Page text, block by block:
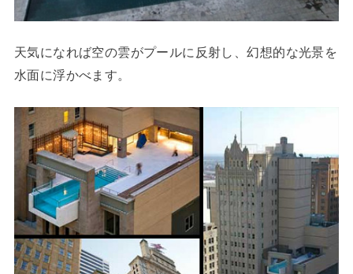
天気になれば空の雲がプールに反射し、幻想的な光景を
水面に浮かべます。